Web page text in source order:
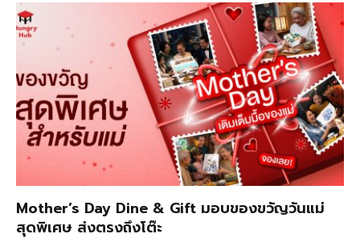
Mother’s Day Dine & Gift มอบของขวัญวันแม่
สุดพิเศษ ส่งตรงถึงโต๊ะ